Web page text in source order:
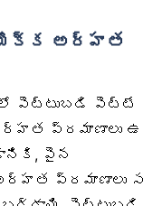
పెట్టుబడి పెట్టే
అర్హత ప్రమాణాలు ఉ
పైన
ప్రమాణాలు స